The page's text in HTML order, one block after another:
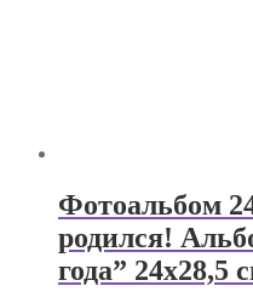
Фотоальбом
родился!
года” 24х28,5